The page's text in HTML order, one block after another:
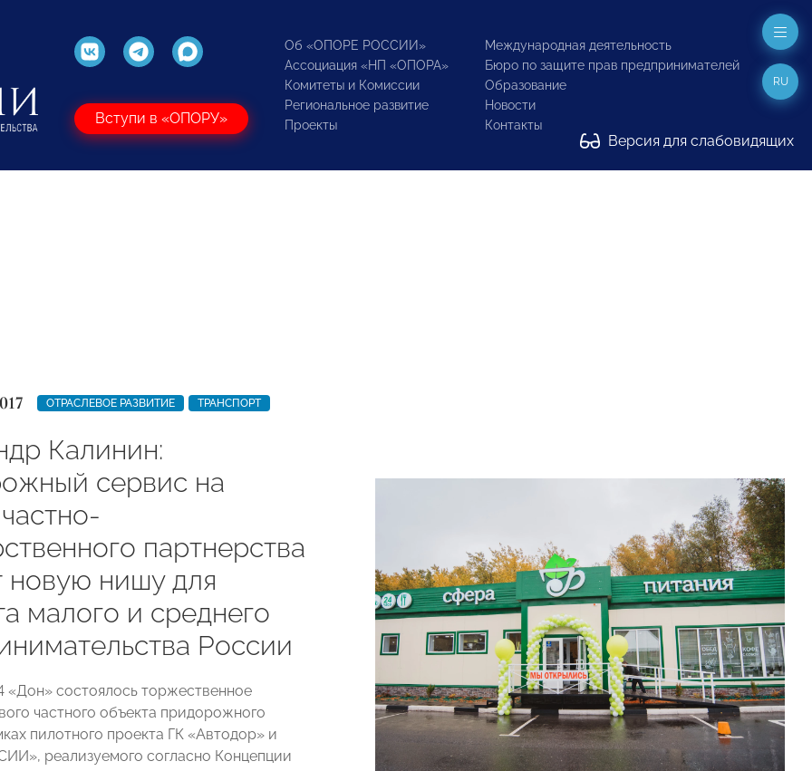
Вступи в «ОПОРУ»
Об «ОПОРЕ РОССИИ»
Ассоциация «НП «ОПОРА»
Комитеты и Комиссии
Региональное развитие
Проекты
Международная деятельность
Бюро по защите прав предпринимателей
Образование
Новости
Контакты
Версия для слабовидящих
RU
ОТРАСЛЕВОЕ РАЗВИТИЕ ТРАНСПОРТ
Калинин:
сервис на
партнерства
новую нишу для
малого и среднего
России
состоялось торжественное
частного объекта придорожного
пилотного проекта ГК «Автодор» и
реализуемого согласно Концепции